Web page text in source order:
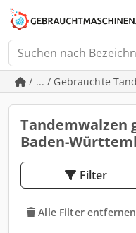
/ ... / Gebrauchte
Tandemwalzen
Baden-
Filter
Alle Filter entfernen